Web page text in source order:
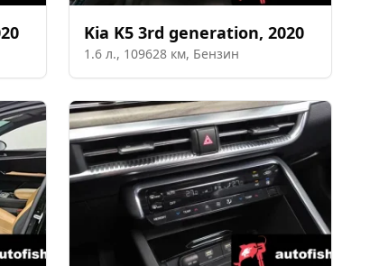
Kia K5 3rd generation, 2020
1.6 л., 109628 км, Бензин